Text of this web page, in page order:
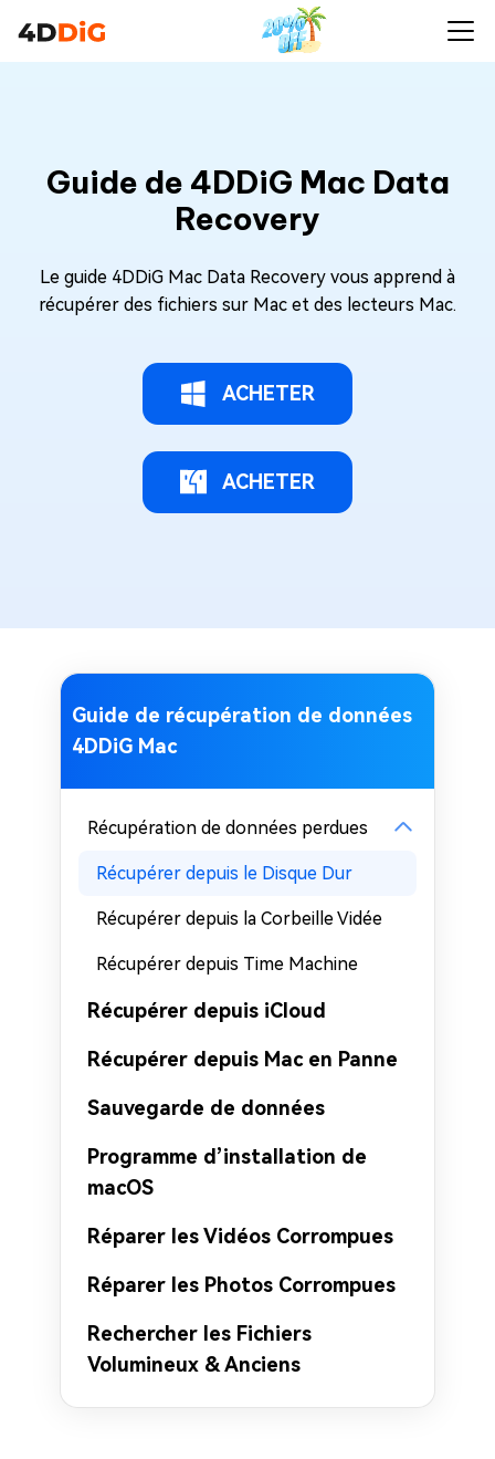
Guide de 4DDiG Mac Data
Recovery
Le guide 4DDiG Mac Data Recovery vous apprend à
récupérer des fichiers sur Mac et des lecteurs Mac.
ACHETER
ACHETER
Guide de récupération de données
4DDiG Mac
Récupération de données perdues
Récupérer depuis le Disque Dur
Récupérer depuis la Corbeille Vidée
Récupérer depuis Time Machine
Récupérer depuis iCloud
Récupérer depuis Mac en Panne
Sauvegarde de données
Programme d’installation de
macOS
Réparer les Vidéos Corrompues
Réparer les Photos Corrompues
Rechercher les Fichiers
Volumineux & Anciens